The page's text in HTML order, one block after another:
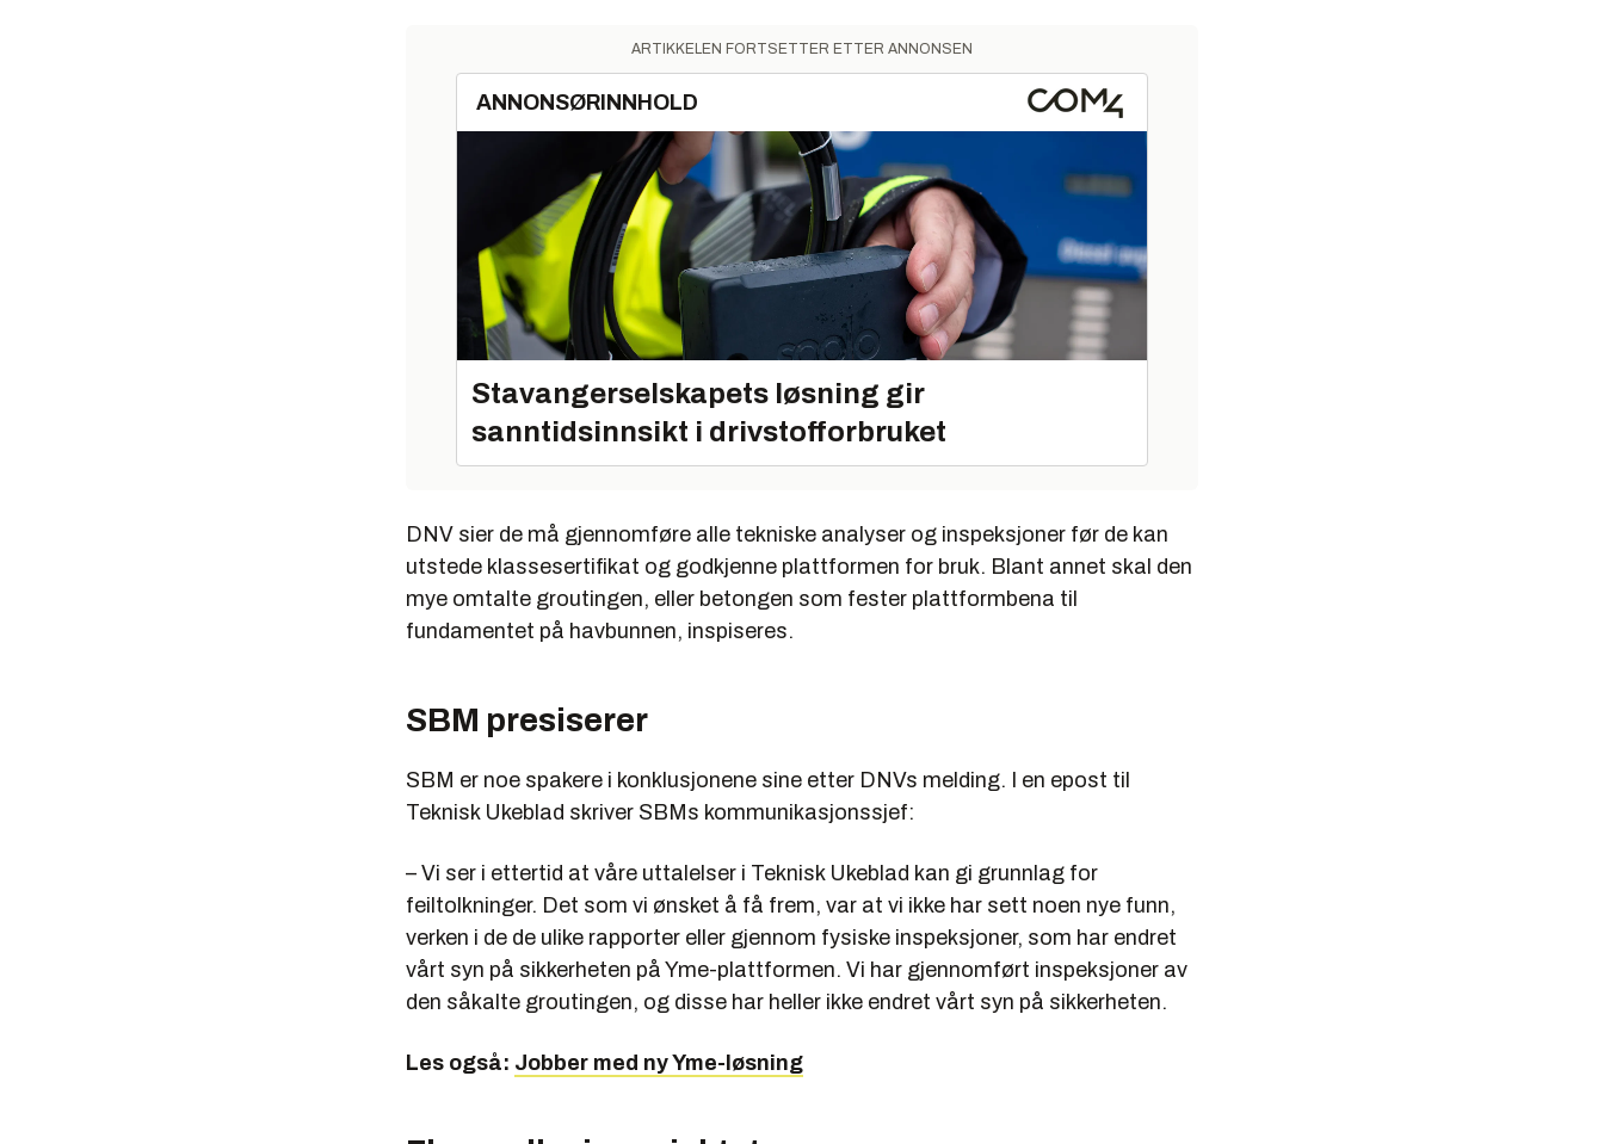
ARTIKKELEN FORTSETTER ETTER ANNONSEN
ANNONSØRINNHOLD
Stavangerselskapets løsning gir
sanntidsinnsikt i drivstofforbruket
DNV sier de må gjennomføre alle tekniske analyser og inspeksjoner før de kan
utstede klassesertifikat og godkjenne plattformen for bruk. Blant annet skal den
mye omtalte groutingen, eller betongen som fester plattformbena til
fundamentet på havbunnen, inspiseres.
SBM presiserer
SBM er noe spakere i konklusjonene sine etter DNVs melding. I en epost til
Teknisk Ukeblad skriver SBMs kommunikasjonssjef:
– Vi ser i ettertid at våre uttalelser i Teknisk Ukeblad kan gi grunnlag for
feiltolkninger. Det som vi ønsket å få frem, var at vi ikke har sett noen nye funn,
verken i de de ulike rapporter eller gjennom fysiske inspeksjoner, som har endret
vårt syn på sikkerheten på Yme-plattformen. Vi har gjennomført inspeksjoner av
den såkalte groutingen, og disse har heller ikke endret vårt syn på sikkerheten.
Les også: Jobber med ny Yme-løsning